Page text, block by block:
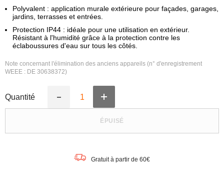
Polyvalent : application murale extérieure pour façades, garages,
jardins, terrasses et entrées.
Protection IP44 : idéale pour une utilisation en extérieur.
Résistant à l'humidité grâce à la protection contre les
éclaboussures d'eau sur tous les côtés.
Note concernant l'élimination des anciens appareils (n° d'enregistrement
WEEE : DE 30638372)
Quantité
Réduire
la
murale
d&#39;extérieur
Augmenter
la
de
d&#39;extérieur
ÉPUISÉ
Gratuit à partir de 60€